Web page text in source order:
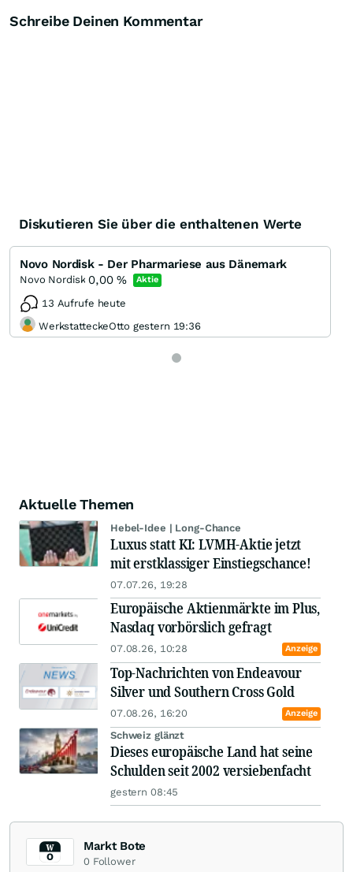
Schreibe Deinen Kommentar
Diskutieren Sie über die enthaltenen Werte
Novo Nordisk - Der Pharmariese aus Dänemark
Novo Nordisk 0,00 % Aktie
13 Aufrufe heute
WerkstatteckeOtto gestern 19:36
Aktuelle Themen
Hebel-Idee | Long-Chance
Luxus statt KI: LVMH-Aktie jetzt
mit erstklassiger Einstiegschance!
07.07.26, 19:28
Europäische Aktienmärkte im Plus,
Nasdaq vorbörslich gefragt
07.08.26, 10:28 Anzeige
Top-Nachrichten von Endeavour
Silver und Southern Cross Gold
07.08.26, 16:20 Anzeige
Schweiz glänzt
Dieses europäische Land hat seine
Schulden seit 2002 versiebenfacht
gestern 08:45
Markt Bote
0 Follower